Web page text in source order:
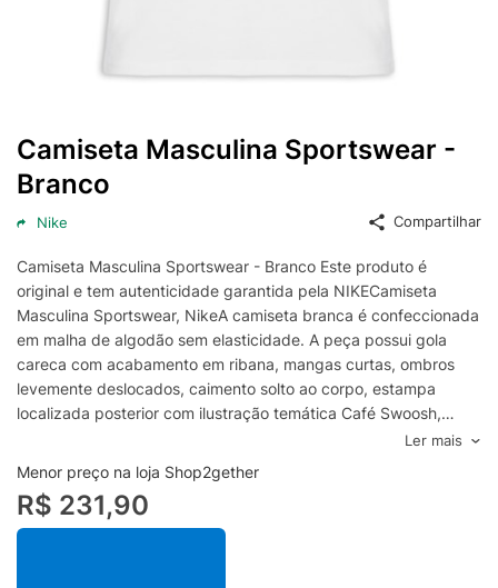
Camiseta Masculina Sportswear -
Branco
Nike Compartilhar
Camiseta Masculina Sportswear - Branco Este produto é
original e tem autenticidade garantida pela NIKECamiseta
Masculina Sportswear, NikeA camiseta branca é confeccionada
em malha de algodão sem elasticidade. A peça possui gola
careca com acabamento em ribana, mangas curtas, ombros
levemente deslocados, caimento solto ao corpo, estampa
localizada posterior com ilustração temática Café Swoosh,
assinatura Fresh Daily e logo da marca, patch aplicado na parte
frontal, barra reta e acabamento pespontado.- Gola careca-
Mangas curtas- Caimento solto- Estampa posterior- Patch
frontal aplicado- Barra retaEspecificações & Cuidados:Lavar à
máquinaComposição: 100% AlgodãoCor: BrancoMarca: Nike
Ler mais
Menor preço na loja Shop2gether
R$ 231,90